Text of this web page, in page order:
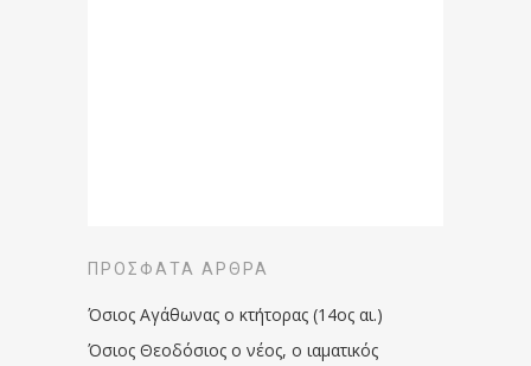
ΠΡΌΣΦΑΤΑ ΆΡΘΡΑ
Όσιος Αγάθωνας ο κτήτορας (14ος αι.)
Όσιος Θεοδόσιος ο νέος, ο ιαματικός